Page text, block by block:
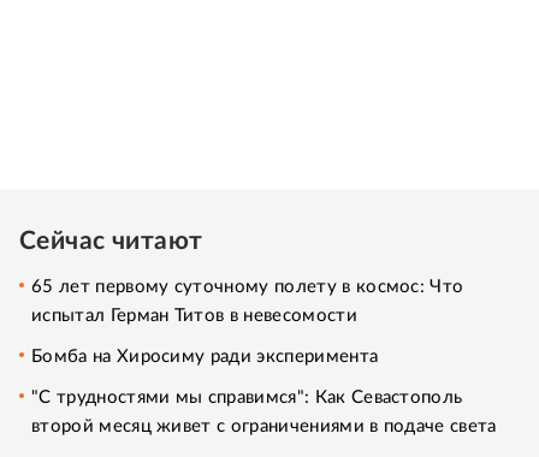
Сейчас читают
65 лет первому суточному полету в космос: Что
испытал Герман Титов в невесомости
Бомба на Хиросиму ради эксперимента
"С трудностями мы справимся": Как Севастополь
второй месяц живет с ограничениями в подаче света